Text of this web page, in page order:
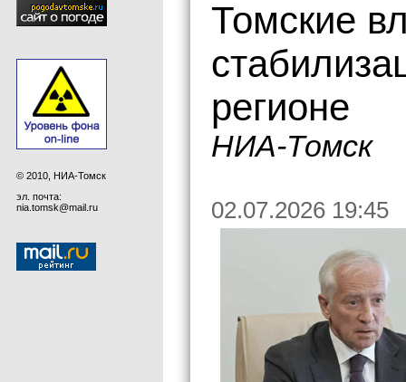
© 2010, НИА-Томск
эл. почта:
nia.tomsk@mail.ru
Томские
регионе
НИА-Томск
02.07.2026 19:45